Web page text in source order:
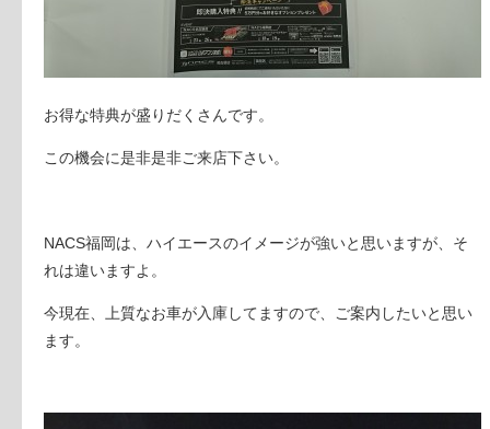
お得な特典が盛りだくさんです。
この機会に是非是非ご来店下さい。
NACS福岡は、ハイエースのイメージが強いと思いますが、そ
れは違いますよ。
今現在、上質なお車が入庫してますので、ご案内したいと思い
ます。